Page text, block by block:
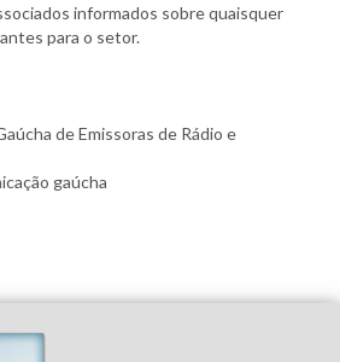
informados sobre quaisquer
para o setor.
de Emissoras de Rádio e
gaúcha